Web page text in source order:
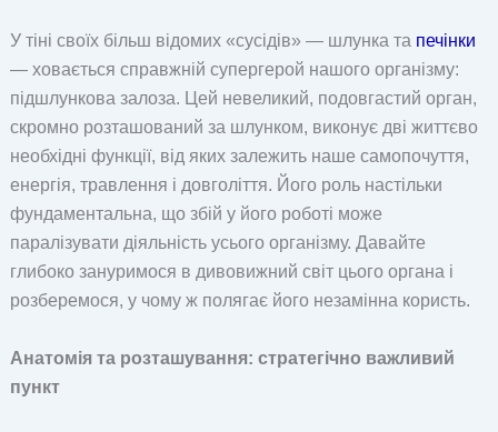
У тіні своїх більш відомих «сусідів» — шлунка та печінки
— ховається справжній супергерой нашого організму:
підшлункова залоза. Цей невеликий, подовгастий орган,
скромно розташований за шлунком, виконує дві життєво
необхідні функції, від яких залежить наше самопочуття,
енергія, травлення і довголіття. Його роль настільки
фундаментальна, що збій у його роботі може
паралізувати діяльність усього організму. Давайте
глибоко зануримося в дивовижний світ цього органа і
розберемося, у чому ж полягає його незамінна користь.
Анатомія та розташування: стратегічно важливий
пункт